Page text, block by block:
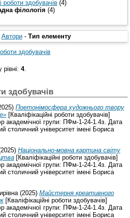
роботи здобувачів (4)
філологія (4)
Автори- Тип елементу
здобувачів
4.
здобувачів
Поетонімосфера художнього твору
[Кваліфікаційні роботи здобувачів]
академічної групи: ПФм-1-24-1.4з. Дата
столичний університет імені Бориса
Національно-мовна картина світу
[Кваліфікаційні роботи здобувачів]
академічної групи: ПФм-1-24-1.4з. Дата
столичний університет імені Бориса
(2025) Майстерня креативного
[Кваліфікаційні роботи здобувачів]
академічної групи: ПФм-1-24-1.4з. Дата
столичний університет імені Бориса